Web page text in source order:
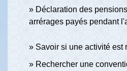
Déclaration des
arrérages payés pendant
Savoir si une activité est
Rechercher une